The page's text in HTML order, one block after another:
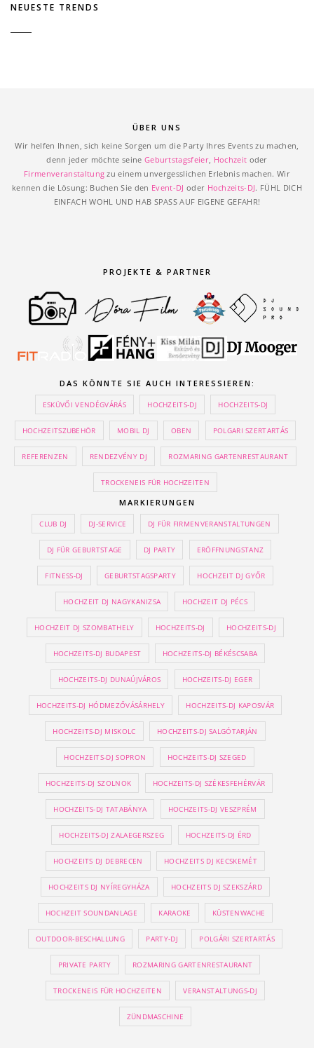
NEUESTE TRENDS
ÜBER UNS
Wir helfen Ihnen, sich keine Sorgen um die Party Ihres Events zu machen,
denn jeder möchte seine Geburtstagsfeier, Hochzeit oder
Firmenveranstaltung zu einem unvergesslichen Erlebnis machen. Wir
kennen die Lösung: Buchen Sie den Event-DJ oder Hochzeits-DJ. FÜHL DICH
EINFACH WOHL UND HAB SPASS AUF EIGENE GEFAHR!
PROJEKTE & PARTNER
DAS KÖNNTE SIE AUCH INTERESSIEREN:
ESKÜVŐI VENDÉGVÁRÁS HOCHZEITS-DJ HOCHZEITS-DJ
HOCHZEITSZUBEHÖR MOBIL DJ OBEN POLGARI SZERTARTÁS
REFERENZEN RENDEZVÉNY DJ ROZMARING GARTENRESTAURANT
TROCKENEIS FÜR HOCHZEITEN
MARKIERUNGEN
CLUB DJ DJ-SERVICE DJ FÜR FIRMENVERANSTALTUNGEN
DJ FÜR GEBURTSTAGE DJ PARTY ERÖFFNUNGSTANZ
FITNESS-DJ GEBURTSTAGSPARTY HOCHZEIT DJ GYŐR
HOCHZEIT DJ NAGYKANIZSA HOCHZEIT DJ PÉCS
HOCHZEIT DJ SZOMBATHELY HOCHZEITS-DJ HOCHZEITS-DJ
HOCHZEITS-DJ BUDAPEST HOCHZEITS-DJ BÉKÉSCSABA
HOCHZEITS-DJ DUNAÚJVÁROS HOCHZEITS-DJ EGER
HOCHZEITS-DJ HÓDMEZŐVÁSÁRHELY HOCHZEITS-DJ KAPOSVÁR
HOCHZEITS-DJ MISKOLC HOCHZEITS-DJ SALGÓTARJÁN
HOCHZEITS-DJ SOPRON HOCHZEITS-DJ SZEGED
HOCHZEITS-DJ SZOLNOK HOCHZEITS-DJ SZÉKESFEHÉRVÁR
HOCHZEITS-DJ TATABÁNYA HOCHZEITS-DJ VESZPRÉM
HOCHZEITS-DJ ZALAEGERSZEG HOCHZEITS-DJ ÉRD
HOCHZEITS DJ DEBRECEN HOCHZEITS DJ KECSKEMÉT
HOCHZEITS DJ NYÍREGYHÁZA HOCHZEITS DJ SZEKSZÁRD
HOCHZEIT SOUNDANLAGE KARAOKE KÜSTENWACHE
OUTDOOR-BESCHALLUNG PARTY-DJ POLGÁRI SZERTARTÁS
PRIVATE PARTY ROZMARING GARTENRESTAURANT
TROCKENEIS FÜR HOCHZEITEN VERANSTALTUNGS-DJ
ZÜNDMASCHINE